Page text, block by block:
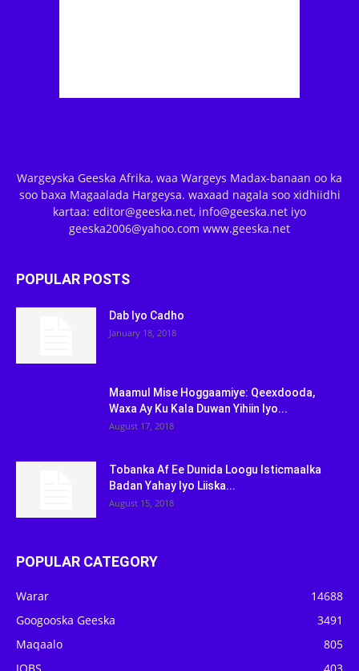
Wargeyska Geeska Afrika, waa Wargeys Madax-banaan oo ka
soo baxa Magaalada Hargeysa. waxaad nagala soo xidhiidhi
kartaa: editor@geeska.net, info@geeska.net iyo
geeska2006@yahoo.com www.geeska.net
POPULAR POSTS
Dab Iyo Cadho
January 18, 2018
Maamul Mise Hoggaamiye: Qeexdooda,
Waxa Ay Ku Kala Duwan Yihiin Iyo...
August 17, 2018
Tobanka Af Ee Dunida Loogu Isticmaalka
Badan Yahay Iyo Liiska...
August 15, 2018
POPULAR CATEGORY
Warar
14688
Googooska Geeska
3491
Maqaalo
805